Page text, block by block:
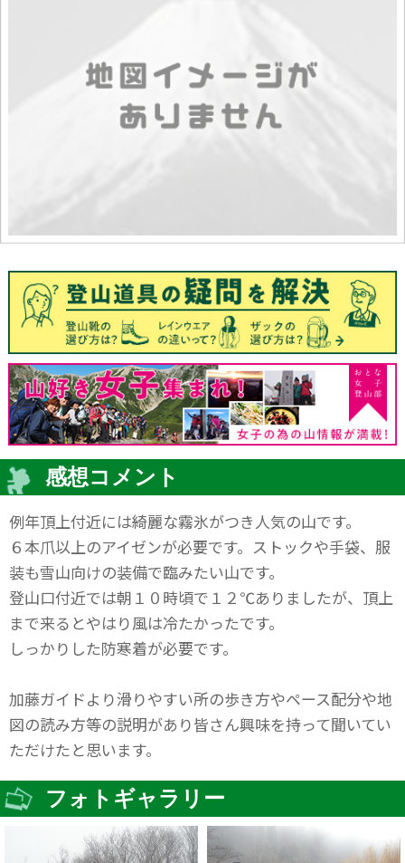
感想コメント
例年頂上付近には綺麗な霧氷がつき人気の山です。
６本爪以上のアイゼンが必要です。ストックや手袋、服
装も雪山向けの装備で臨みたい山です。
登山口付近では朝１０時頃で１２℃ありましたが、頂上
まで来るとやはり風は冷たかったです。
しっかりした防寒着が必要です。
加藤ガイドより滑りやすい所の歩き方やペース配分や地
図の読み方等の説明があり皆さん興味を持って聞いてい
ただけたと思います。
フォトギャラリー